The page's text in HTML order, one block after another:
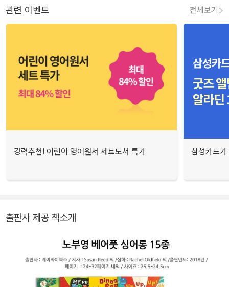
관련 이벤트 전체보기
강력추천! 어린이 영어원서 세트도서 특가 삼성카드
출판사 제공 책소개